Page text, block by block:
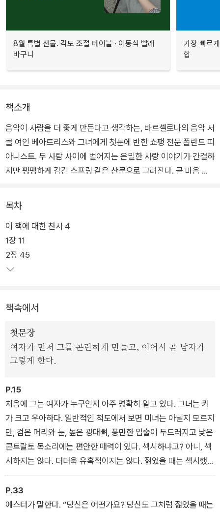
8월 특별 선물. 각도 조절 테이블 · 이동식 빨래
바구니
가장 빠르
합
책소개
음악이 사람을 더 좋게 만든다고 생각하는, 바르셀로나의 음악 서
클 여인 베아트리스와 그녀에게 첫눈에 반한 쇼팽 전문 폴란드 피
아니스트. 두 사람 사이에 벌어지는 은밀한 사랑 이야기가 간결하
지만 팽팽하게 감긴 스프링 같은 산문으로 그려진다. 곧 마음 깊
이 소설은 원제 『The Pole(폴란드인)』이 상징하는 것처럼 폴란
드 출신 작곡가 쇼팽의 사랑 이야기가 기저에 깔려 있다. 쇼팽과
그의 연인 상드가 도피 여행을 한 마요르카에서 남녀 주인공의 관
계가 전환점을 갖는다.
고 그의 음악과 대비되는 여러 음악가들이 소설 속으로 유입된다.
클래식 음악을 좋아하는 이들을 사로잡는 흥미로운 요소가 곳곳
에 숨어 있다.
아트리체 이야기가 하나의 원형으로 등장한다. 단테의 스토리는
남성의 시각에서 쓴 것이지만, 『폴란드인』은 뮤즈인 여성의 시각
에서 쓴 것이어서 큰 차이가 있다.
J.M. 쿳시는 의심할 여지 없이, 우리 시대의 가장 영향력 있는—
그리고 도발적인—작가 중 한 사람이다. 그는 『폴란드인』에서 특
하는 잊을 수 없는 작품이다.
목차
이 책에 대한 찬사 4
1장 11
2장 45
책속에서
첫문장
여자가 먼저 그를 곤란하게 만들고, 이어서 곧 남자가
그렇게 한다.
P.15
처음에 그는 여자가 누구인지 아주 명확히 알고 있다. 그녀는 키
가 크고 우아하다. 일반적인 척도에서 보면 미녀는 아닐지 모르지
만, 검은 머리와 눈, 높은 광대뼈, 풍만한 입술이 두드러지고 낮은
콘트랄토 목소리에는 편안한 매력이 있다. 섹시하냐고? 아니, 섹
시하지는 않다. 더더욱 유혹적이지는 않다. 젊었을 때는 섹시했을
지 모른다. 저런 용모에 어찌 그러지 않을 수 있으랴? 그러나 사
십 대가 된 그녀에게는 쌀쌀함이 감돈다. 걷는 방식이 독특하다.
엉덩이를 흔들지 않고 곧고 거의 당당한 자세로 마루 위를 미끄러
P.33
에스터가 말한다. “당신은 어떤가요? 당신도 그처럼 젊었을 때는